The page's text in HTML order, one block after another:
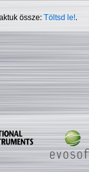
össze:Töltsd le!.